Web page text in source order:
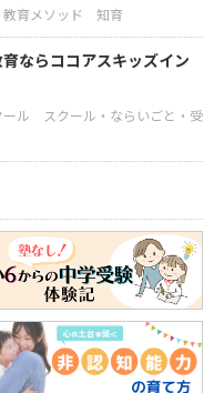
教育メソッド 知育
ならココアスキッズイン
ル
スクール・ならいごと・受